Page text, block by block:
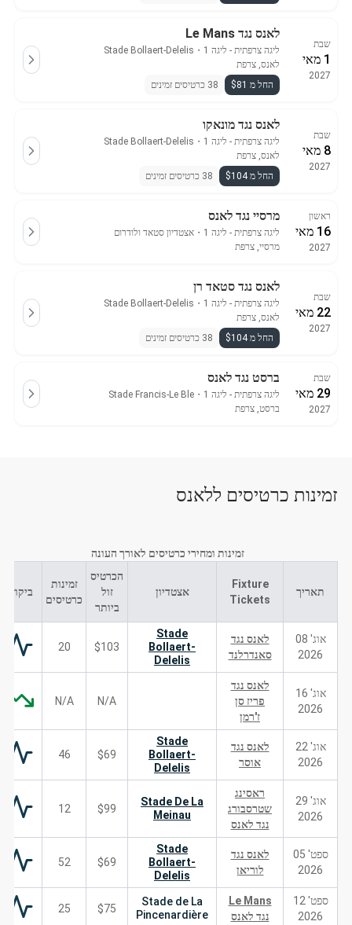
שבת
1 מאי
2027
לאנס נגד Le Mans
ליגה צרפתית - ליגה 1 ・
Stade Bollaert-Delelis
לאנס, צרפת
החל מ $81
38 כרטיסים זמינים
שבת
8 מאי
2027
לאנס נגד מונאקו
ליגה צרפתית - ליגה 1 ・
Stade Bollaert-Delelis
לאנס, צרפת
החל מ $104
38 כרטיסים זמינים
ראשון
16 מאי
2027
מרסיי נגד לאנס
ליגה צרפתית - ליגה 1 ・ אצטדיון סטאד ולודרום
מרסיי, צרפת
שבת
22 מאי
2027
לאנס נגד סטאד רן
ליגה צרפתית - ליגה 1 ・
Stade Bollaert-Delelis
לאנס, צרפת
החל מ $104
38 כרטיסים זמינים
שבת
29 מאי
2027
ברסט נגד לאנס
ליגה צרפתית - ליגה 1 ・
Stade Francis-Le Ble
ברסט, צרפת
זמינות כרטיסים ללאנס
זמינות ומחירי כרטיסים לאורך העונה
תאריך
Fixture
Tickets
אצטדיון
הכרטיס
זול
ביותר
זמינות
כרטיסים
ביקוש
אוג' 08
2026
לאנס נגד
סאנדרלנד
Stade
Bollaert-
Delelis
$103
20
אוג' 16
2026
לאנס נגד
פריז סן
ז'רמן
N/A
N/A
אוג' 22
2026
לאנס נגד
אוסר
Stade
Bollaert-
Delelis
$69
46
אוג' 29
2026
ראסינג
שטרסבורג
נגד לאנס
Stade De La
Meinau
$99
12
ספט' 05
2026
לאנס נגד
לוריאן
Stade
Bollaert-
Delelis
$69
52
ספט' 12
2026
Le Mans
נגד לאנס
Stade de La
Pincenardière
$75
25